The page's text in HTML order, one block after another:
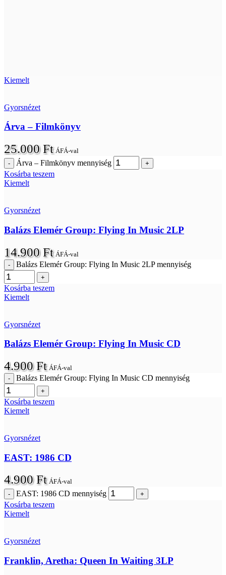
Kiemelt
Gyorsnézet
Árva – Filmkönyv
25.000Ft ÁFÁ-val
Árva – Filmkönyv mennyiség
Kosárba teszem
Kiemelt
Gyorsnézet
Balázs Elemér Group: Flying In Music 2LP
14.900Ft ÁFÁ-val
Balázs Elemér Group: Flying In Music 2LP mennyiség
Kosárba teszem
Kiemelt
Gyorsnézet
Balázs Elemér Group: Flying In Music CD
4.900Ft ÁFÁ-val
Balázs Elemér Group: Flying In Music CD mennyiség
Kosárba teszem
Kiemelt
Gyorsnézet
EAST: 1986 CD
4.900Ft ÁFÁ-val
EAST: 1986 CD mennyiség
Kosárba teszem
Kiemelt
Gyorsnézet
Franklin, Aretha: Queen In Waiting 3LP